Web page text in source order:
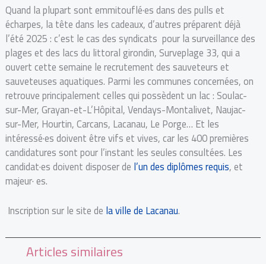
Quand la plupart sont emmitouflé·es dans des pulls et
écharpes, la tête dans les cadeaux, d’autres préparent déjà
l’été 2025 : c’est le cas des syndicats pour la surveillance des
plages et des lacs du littoral girondin, Surveplage 33, qui a
ouvert cette semaine le recrutement des sauveteurs et
sauveteuses aquatiques. Parmi les communes concernées, on
retrouve principalement celles qui possèdent un lac : Soulac-
sur-Mer, Grayan-et-L’Hôpital, Vendays-Montalivet, Naujac-
sur-Mer, Hourtin, Carcans, Lacanau, Le Porge… Et les
intéressé·es doivent être vifs et vives, car les 400 premières
candidatures sont pour l’instant les seules consultées. Les
candidat·es doivent disposer de l’un des diplômes requis, et
majeur· es.
Inscription sur le site de la ville de Lacanau.
Articles similaires